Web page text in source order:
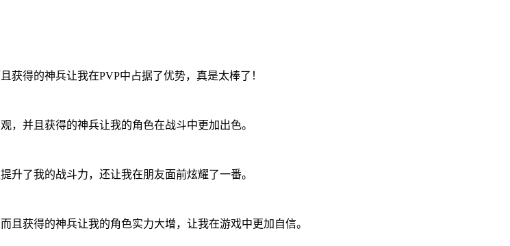
得的神兵让我在PVP中占据了优势，真是太棒了！
，并且获得的神兵让我的角色在战斗中更加出色。
升了我的战斗力，还让我在朋友面前炫耀了一番。
获得的神兵让我的角色实力大增，让我在游戏中更加自信。